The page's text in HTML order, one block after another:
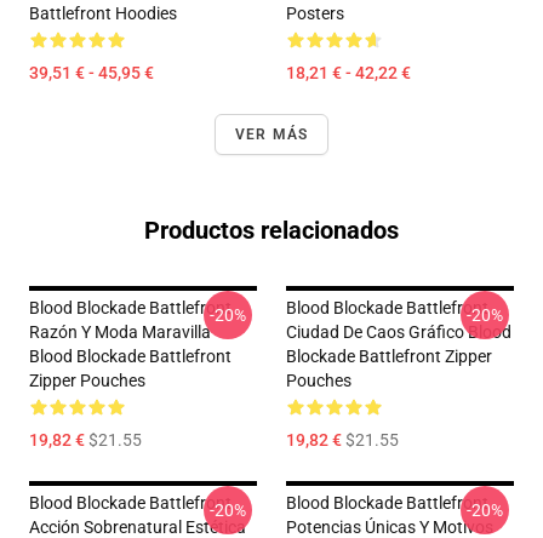
Battlefront Hoodies
39,51 € - 45,95 €
Posters
18,21 € - 42,22 €
VER MÁS
Productos relacionados
Blood Blockade Battlefront
Razón Y Moda Maravilla
Blood Blockade Battlefront
Zipper Pouches
19,82 €$21.55
-20%
Blood Blockade Battlefront
Ciudad De Caos Gráfico Blood
Blockade Battlefront Zipper
Pouches
19,82 €$21.55
-20%
Blood Blockade Battlefront
Acción Sobrenatural Estética
-20%
Blood Blockade Battlefront
Potencias Únicas Y Motivos
-20%